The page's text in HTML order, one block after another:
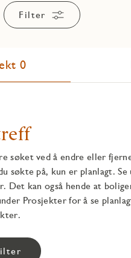
Filter
0
søket ved å endre eller
søkte på, kun er planlagt. Se
Det kan også hende at
Prosjekter for å se